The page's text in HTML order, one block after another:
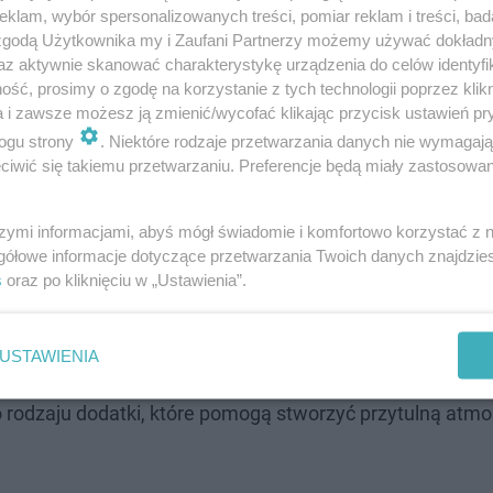
wiele osób traktuje wyprzedaż jako świetną
stworzy przysmaki dla całej rodziny
wnętrz. Wśród przecenionych produktów można
dodatki, które pomogą stworzyć przytulną
wybór spersonalizowanych treści, pomiar reklam i treści,
Użytkownika my i Zaufani Partnerzy możemy używać
aktywnie skanować charakterystykę urządzenia do celów
prosimy o zgodę na korzystanie z tych technologii poprzez
i zawsze możesz ją zmienić/wycofać klikając przycisk ustawień
strony
. Niektóre rodzaje przetwarzania danych nie
się takiemu przetwarzaniu. Preferencje będą miały
informacjami, abyś mógł świadomie i komfortowo korzystać z
informacje dotyczące przetwarzania Twoich danych
oraz po kliknięciu w „Ustawienia”.
USTAWIENIA